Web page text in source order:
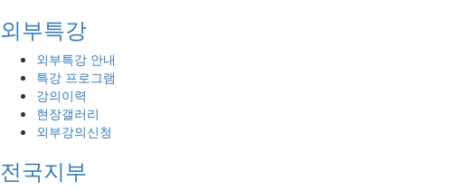
외부특강
외부특강 안내
특강 프로그램
강의이력
현장갤러리
외부강의신청
전국지부